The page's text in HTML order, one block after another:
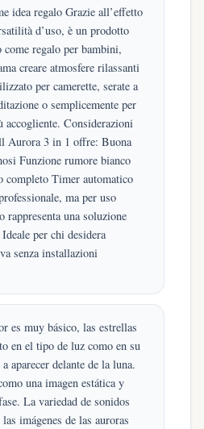
idea regalo Grazie all’effetto
d’uso, è un prodotto
come regalo per bambini,
creare atmosfere rilassanti
per camerette, serate a
o semplicemente per
accogliente. Considerazioni
Aurora 3 in 1 offre: Buona
Funzione rumore bianco
completo Timer automatico
ma per uso
rappresenta una soluzione
per chi desidera
senza installazioni
es muy básico, las estrellas
en el tipo de luz como en su
aparecer delante de la luna.
una imagen estática y
La variedad de sonidos
imágenes de las auroras